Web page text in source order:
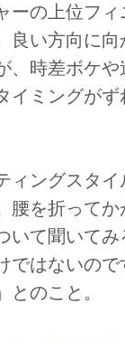
ーの上位フ
良い方向に向
、時差ボケ
イミングがず
ィングスタ
腰を折ってか
いて聞いて
ではないの
とのこと。